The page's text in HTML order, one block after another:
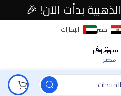
مصر الإمارات
بدأت الآن! 🎉